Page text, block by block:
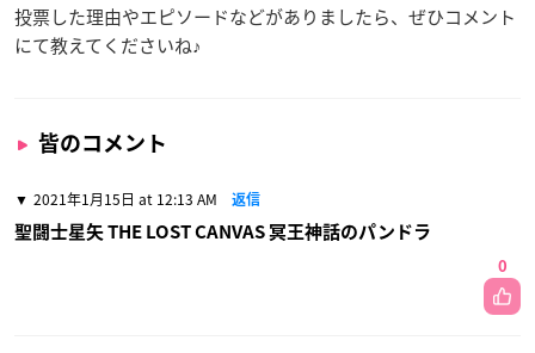
投票した理由やエピソードなどがありましたら、ぜひコメント
にて教えてくださいね♪
皆のコメント
2021年1月15日 at 12:13 AM 返信
聖闘士星矢 THE LOST CANVAS 冥王神話のパンドラ
0